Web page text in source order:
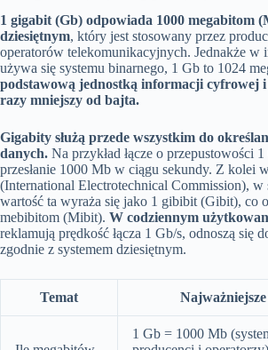
1 gigabit (Gb) odpowiada 1000 megabitom
dziesiętnym, który jest stosowany przez
operatorów telekomunikacyjnych. Jednakże w
używa się systemu binarnego, 1 Gb to 1024
podstawową jednostką informacji cyfrowej i
razy mniejszy od bajta.
Gigabity służą przede wszystkim do
danych. Na przykład łącze o przepustowości
przesłanie 1000 Mb w ciągu sekundy. Z kolei
(International Electrotechnical Commission), w
wartość ta wyraża się jako 1 gibibit (Gibit), co
mebibitom (Mibit). W codziennym
reklamują prędkość łącza 1 Gb/s, odnoszą się
zgodnie z systemem dziesiętnym.
Temat
1 Gb = 1000 Mb